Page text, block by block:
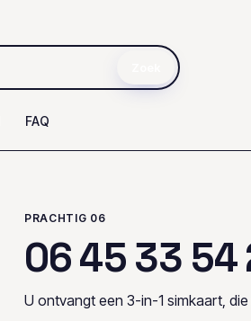
FAQ
PRACHTIG 06
064533 54
U ontvangt een 3-in-1 simkaart,